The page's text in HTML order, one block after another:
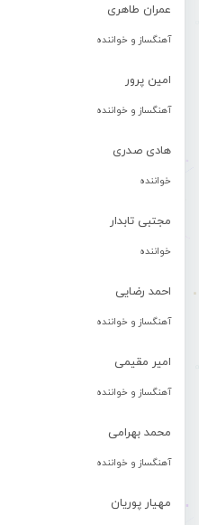
عمران طاهری
آهنگساز و خواننده
امین پرور
آهنگساز و خواننده
هادی صدری
خواننده
مجتبی تابدار
خواننده
احمد رضایی
آهنگساز و خواننده
امیر مقیمی
آهنگساز و خواننده
محمد بهرامی
آهنگساز و خواننده
مهیار پوریان